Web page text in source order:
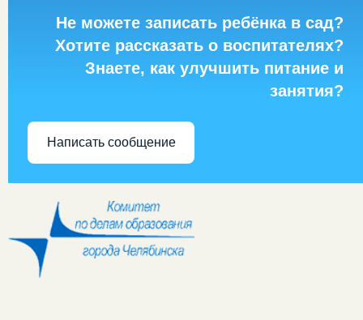
Не можете записать ребёнка в сад?
Хотите рассказать о воспитателях?
Знаете, как улучшить питание и
занятия?
Написать сообщение